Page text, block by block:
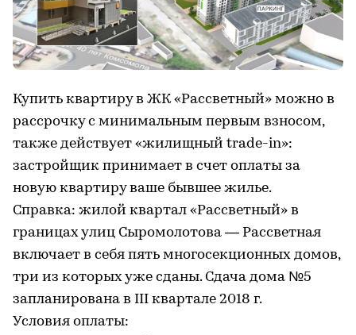
Купить квартиру в ЖК «Рассветный» можно в
рассрочку с минимальным первым взносом,
также действует «жилищный trade-in»:
застройщик принимает в счет оплаты за
новую квартиру ваше бывшее жилье.
Справка: жилой квартал «Рассветный» в
границах улиц Сыромолотова — Рассветная
включает в себя пять многосекционных домов,
три из которых уже сданы. Сдача дома №5
запланирована в III квартале 2018 г.
Условия оплаты: